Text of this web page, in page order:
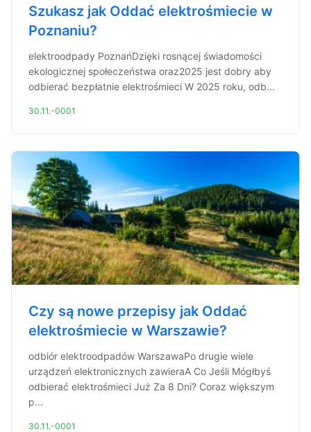
Szukasz jak Oddać elektrośmiecie w
Poznaniu?
elektroodpady PoznańDzięki rosnącej świadomości
ekologicznej społeczeństwa oraz2025 jest dobry aby
odbierać bezpłatnie elektrośmieci W 2025 roku, odb...
30.11.-0001
Czy są nowe przepisy jak Oddać
elektrośmiecie w Warszawie?
odbiór elektroodpadów WarszawaPo drugie wiele
urządzeń elektronicznych zawieraA Co Jeśli Mógłbyś
odbierać elektrośmieci Już Za 8 Dni? Coraz większym
p...
30.11.-0001